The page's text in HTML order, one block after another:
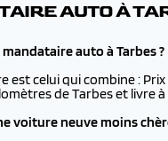
AUTO À
auto à Tarbes ?
est celui qui combine :
de Tarbes et livre à
voiture neuve moins